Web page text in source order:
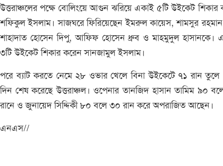
উত্তরাঞ্চলের পক্ষে বোলিংয়ে আগুন ঝরিয়ে একাই ৫টি উইকেট শিকার
শফিকুল ইসলাম। সাজঘরে ফিরিয়েছেন ইমরুল কায়েস, শামসুর
শাহাদাত হোসেন দিপু, আফিফ হোসেন ধ্রুব ও মাহমুদুল হাসানকে।
৩টি উইকেট শিকার করেন সানজামুল ইসলাম।
পরে ব্যাট করতে নেমে ২৮ ওভার খেলে বিনা উইকেটে ৭১ রান তুলে
দিন শেষ করেছে উত্তরাঞ্চল। ওপেনার তানজিদ হাসান তামিম ৯০
রানে ও জুনায়েদ সিদ্দিকী ৮০ বলে ৩০ রান করে অপরাজিত আছেন।
এনএস//